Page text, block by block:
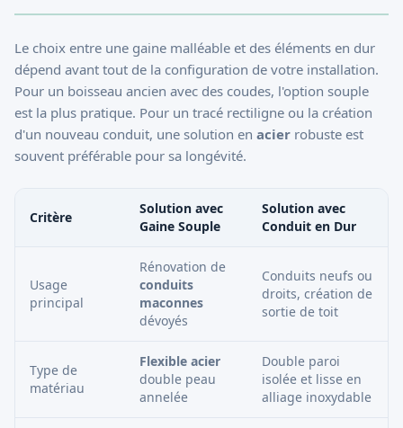
Le choix entre une gaine malléable et des éléments en dur
dépend avant tout de la configuration de votre installation.
Pour un boisseau ancien avec des coudes, l'option souple
est la plus pratique. Pour un tracé rectiligne ou la création
d'un nouveau conduit, une solution en acier robuste est
souvent préférable pour sa longévité.
Critère
Solution avec
Gaine Souple
Solution avec
Conduit en Dur
Usage
principal
Rénovation de
conduits
maconnes
dévoyés
Conduits neufs ou
droits, création de
sortie de toit
Type de
matériau
Flexible acier
double peau
annelée
Double paroi
isolée et lisse en
alliage inoxydable